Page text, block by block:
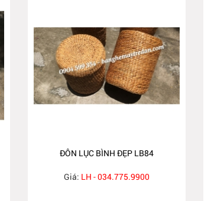
ĐÔN LỤC BÌNH ĐẸP LB84
Giá: LH - 034.775.9900